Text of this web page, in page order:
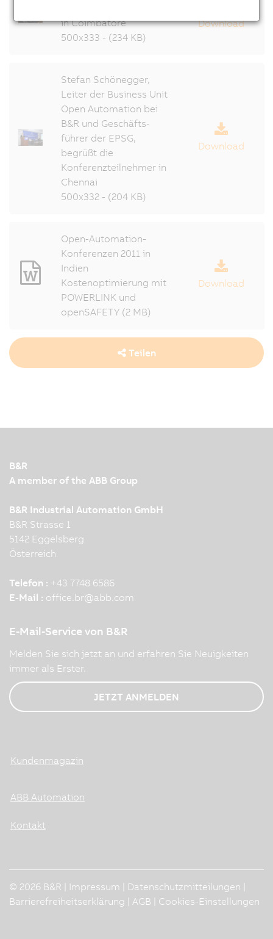
in Coimbatore
500x333 - (234 KB)
Download
Stefan Schönegger,
Leiter der Business Unit
Open Automation bei
B&R und Geschäfts-
führer der EPSG,
begrüßt die
Konferenzteilnehmer in
Chennai
500x332 - (204 KB)
Download
Open-Automation-
Konferenzen 2011 in
Indien
Kostenoptimierung mit
POWERLINK und
openSAFETY (2 MB)
Download
Teilen
B&R
A member of the ABB Group
B&R Industrial Automation GmbH
B&R Strasse 1
5142 Eggelsberg
Österreich
Telefon : +43 7748 6586
E-Mail : office.br@abb.com
E-Mail-Service von B&R
Melden Sie sich jetzt an und erfahren Sie Neuigkeiten
immer als Erster.
JETZT ANMELDEN
Kundenmagazin
ABB Automation
Kontakt
© 2026 B&R | Impressum Datenschutzmitteilungen
Barrierefreiheitserklärung
AGB Cookies-Einstellungen